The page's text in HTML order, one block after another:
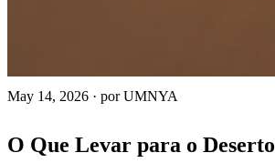
May 14, 2026 · por UMNYA
O Que Levar para o